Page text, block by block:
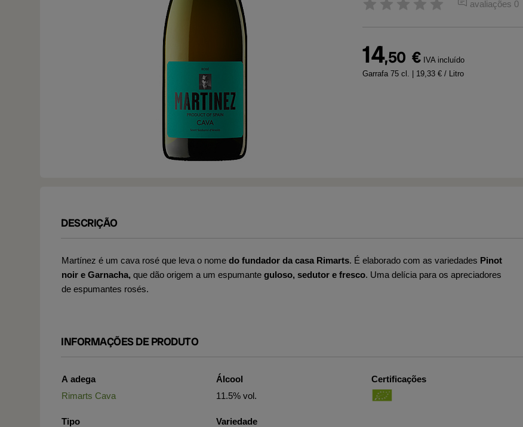
avaliações 0
14,50 € IVA incluído
Garrafa 75 cl.
| 19,33 € / Litro
DESCRIÇÃO
Martínez é um cava rosé que leva o nome do fundador da casa Rimarts. É elaborado com as variedades Pinot
noir e Garnacha, que dão origem a um espumante guloso, sedutor e fresco. Uma delícia para os apreciadores
de espumantes rosés.
INFORMAÇÕES DE PRODUTO
A adega
Rimarts Cava
Tipo
Álcool
11.5% vol.
Variedade
Certificações